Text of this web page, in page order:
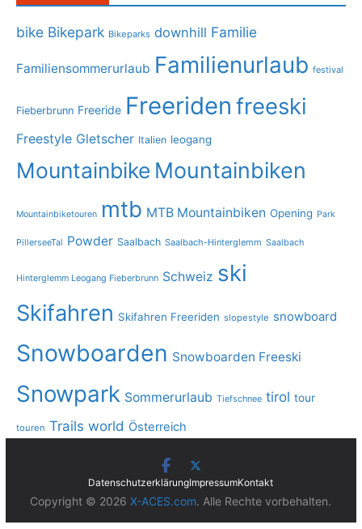
bike Bikepark Bikeparks downhill Familie
Familiensommerurlaub Familienurlaub festival
Fieberbrunn Freeride Freeriden freeski
Freestyle Gletscher Italien leogang
Mountainbike Mountainbiken
Mountainbiketouren mtb MTB Mountainbiken Opening Park
PillerseeTal Powder Saalbach Saalbach-Hinterglemm Saalbach
Hinterglemm Leogang Fieberbrunn Schweiz ski
Skifahren Skifahren Freeriden slopestyle snowboard
Snowboarden Snowboarden Freeski
Snowpark Sommerurlaub Tiefschnee tirol tour
touren Trails world Österreich
DatenschutzerklärungImpressumKontakt
Copyright © 2026X-ACES.com. Alle Rechte vorbehalten.